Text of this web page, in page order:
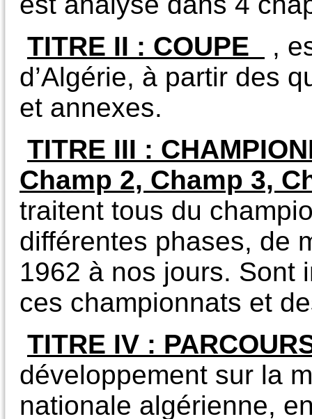
TITRE II : COUPE
,
d’Algérie, à partir des
et annexes.
TITRE III :
Champ 2, Champ 3,
traitent tous du
différentes phases, de
1962 à nos jours. Sont
ces championnats et
TITRE IV :
développement sur la
nationale algérienne,